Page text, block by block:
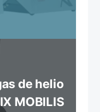
de helio
MOBILIS